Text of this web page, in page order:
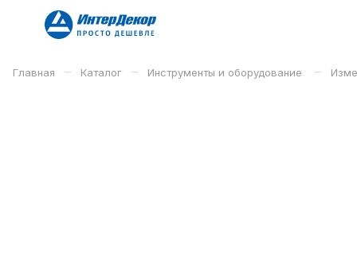
Главная – Каталог – Инструменты и оборудование –